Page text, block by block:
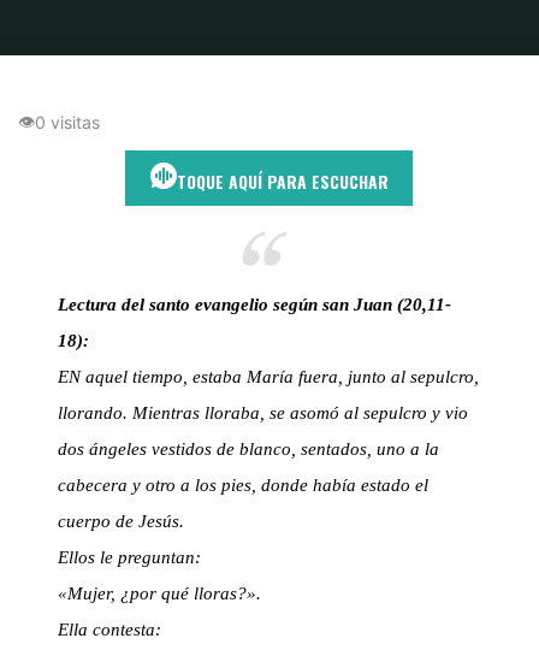
👁0 visitas
TOQUE AQUÍ PARA ESCUCHAR
Lectura del santo evangelio según san Juan (20,11-
18):
EN aquel tiempo, estaba María fuera, junto al sepulcro,
llorando. Mientras lloraba, se asomó al sepulcro y vio
dos ángeles vestidos de blanco, sentados, uno a la
cabecera y otro a los pies, donde había estado el
cuerpo de Jesús.
Ellos le preguntan:
«Mujer, ¿por qué lloras?».
Ella contesta: